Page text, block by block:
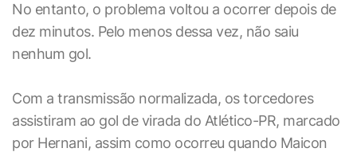
No entanto, o problema voltou a ocorrer depois de
dez minutos. Pelo menos dessa vez, não saiu
nenhum gol.
Com a transmissão normalizada, os torcedores
assistiram ao gol de virada do Atlético-PR, marcado
por Hernani, assim como ocorreu quando Maicon